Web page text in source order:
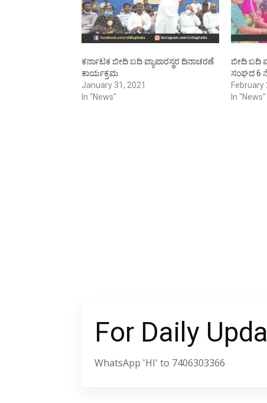
ಕರ್ನಾಟಕ ಬೀದಿ ಬದಿ ವ್ಯಾಪಾರಸ್ಥರ ದಿನಾಚರಣೆ
ಕಾರ್ಯಕ್ರಮ
January 31, 2021
In "News"
ಬೀದಿ ಬದಿ
ಸಂಘದ 6
February
In "News"
For Daily
WhatsApp 'HI' to 7406303366